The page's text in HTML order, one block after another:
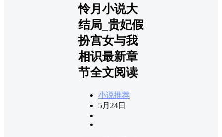
怜月小说大
结局_贵妃假
扮宫女与我
相识最新章
节全文阅读
小说推荐
5月24日